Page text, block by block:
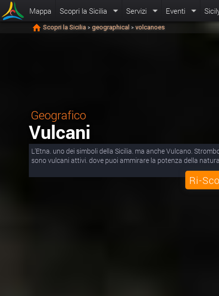
Mappa Scopri la Sicilia Servizi Eventi
Scopri la Sicilia > geographical > volcanoes
Geografico
Vulcani
L'Etna. uno dei simboli della Sicilia. ma anche Vulcano.
sono vulcani attivi. dove puoi ammirare la potenza della